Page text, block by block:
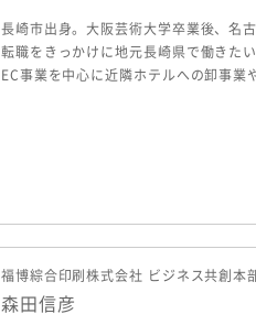
長崎市出身。大阪芸術大学卒業後、名
転職をきっかけに地元長崎県で働きた
EC事業を中心に近隣ホテルへの卸事
福博綜合印刷株式会社 ビジネス共創
森田信彦